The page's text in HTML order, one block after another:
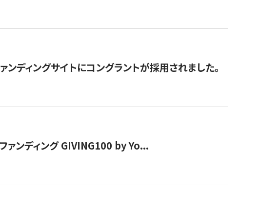
ディングサイトにコングラントが採用されました。
ァンディング GIVING100 by Yo...